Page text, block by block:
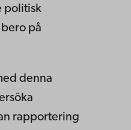
politisk
på
denna
rapportering